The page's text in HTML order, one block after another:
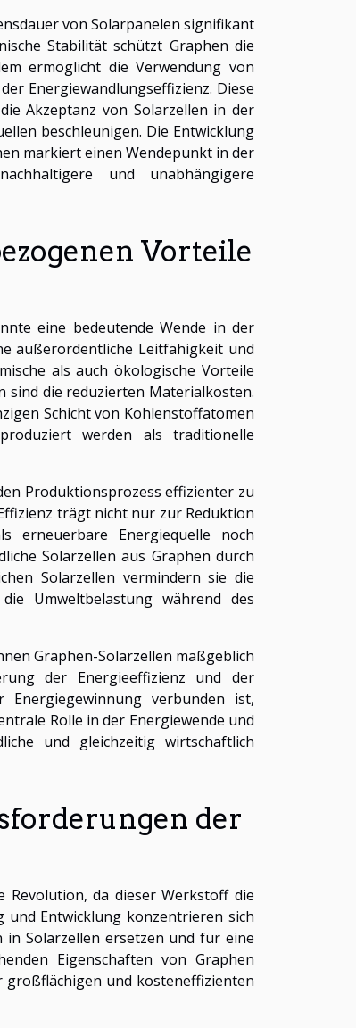
von Solarpanelen signifikant
Stabilität schützt Graphen die
ermöglicht die Verwendung von
Energiewandlungseffizienz. Diese
Akzeptanz von Solarzellen in der
beschleunigen. Die Entwicklung
markiert einen Wendepunkt in der
und unabhängigere
Vorteile
eine bedeutende Wende in der
außerordentliche Leitfähigkeit und
als auch ökologische Vorteile
sind die reduzierten Materialkosten.
Schicht von Kohlenstoffatomen
werden als traditionelle
Produktionsprozess effizienter zu
trägt nicht nur zur Reduktion
erneuerbare Energiequelle noch
Solarzellen aus Graphen durch
Solarzellen vermindern sie die
Umweltbelastung während des
Graphen-Solarzellen maßgeblich
der Energieeffizienz und der
verbunden ist,
Rolle in der Energiewende und
und gleichzeitig wirtschaftlich
der
da dieser Werkstoff die
und Entwicklung konzentrieren sich
Solarzellen ersetzen und für eine
Eigenschaften von Graphen
großflächigen und kosteneffizienten